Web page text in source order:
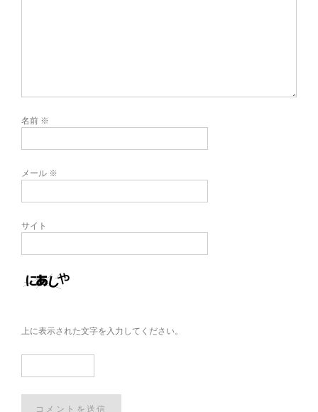
名前 ※
メール ※
サイト
上に表示された文字を入力してください。